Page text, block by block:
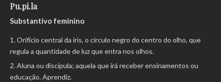
Pu.pi.la
Substantivo feminino
Orifício central da íris, o círculo negro do centro do olho, que
regula a quantidade de luz que entra nos olhos.
Aluna ou discípula; aquela que irá receber ensinamentos ou
educação. Aprendiz.